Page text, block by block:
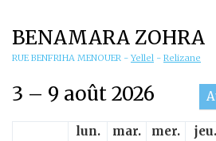
BENAMARA ZOHRA
RUE BENFRIHA MENOUER - Yellel - Relizane
3 – 9 août 2026
lun.
mar.
mer.
jeu.
02
03